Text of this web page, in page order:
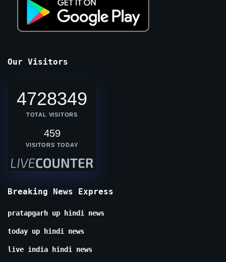
Our Visitors
4728349
TOTAL VISITORS
459
VISITORS TODAY
Breaking News Express
pratapgarh up hindi news
today up hindi news
live india hindi news